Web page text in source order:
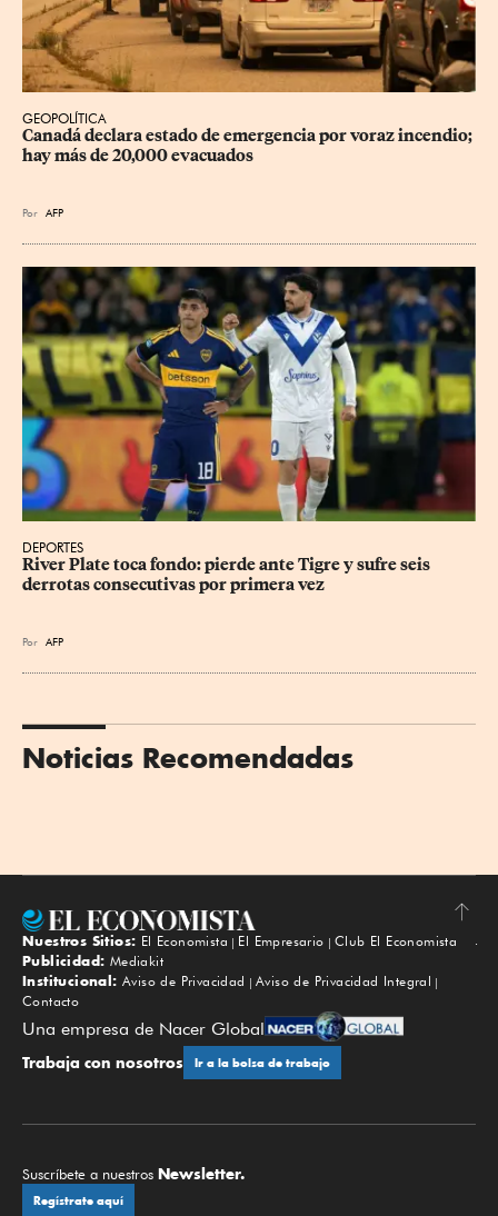
GEOPOLÍTICA
Canadá declara estado de emergencia por voraz incendio;
hay más de 20,000 evacuados
Por AFP
DEPORTES
River Plate toca fondo: pierde ante Tigre y sufre seis
derrotas consecutivas por primera vez
Por AFP
Noticias Recomendadas
Subir
Nuestros Sitios: El Economista El Empresario
Club El Economista
Publicidad: Mediakit
Institucional: Aviso de Privacidad
Aviso de Privacidad Integral
Contacto
Una empresa de Nacer Global
Trabaja con nosotros Ir a la bolsa de trabajo
Suscríbete a nuestros Newsletter.
Regístrate aquí